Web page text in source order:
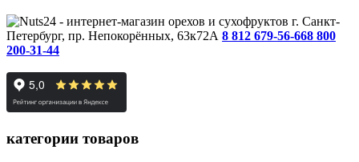
г. Санкт-
Петербург, пр. Непокорённых, 63к72А 8 812 679-56-668 800
200-31-44
категории товаров